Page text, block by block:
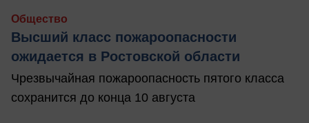
Общество
Высший класс пожароопасности
ожидается в Ростовской области
Чрезвычайная пожароопасность пятого класса
сохранится до конца 10 августа